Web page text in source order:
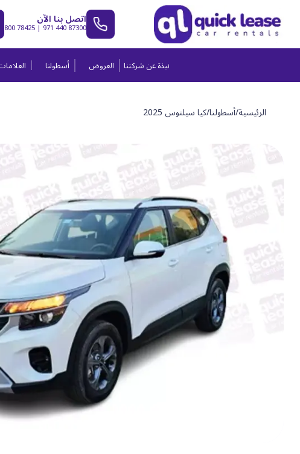
اتصل بنا الآن800 78425 |971 440 87300
نبذة عن شركتنا العروض أسطولنا
الرئيسية/أسطولنا/كيا سيلتوس 2025